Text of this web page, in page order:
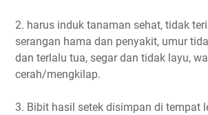
2. harus induk tanaman sehat, tidak
serangan hama dan penyakit, umur
dan terlalu tua, segar dan tidak layu,
cerah/mengkilap.
3. Bibit hasil setek disimpan di tempat